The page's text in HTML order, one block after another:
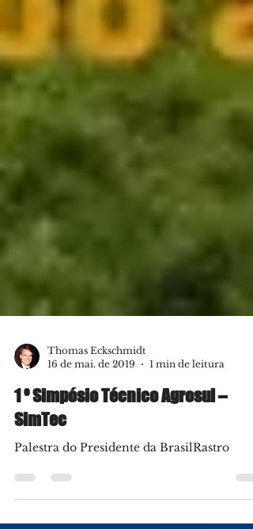
16 de mai. de 2019
1 min de leitura
1 º Simpósio Técnico Agrosul –
SimTec
Palestra do Presidente da BrasilRastro